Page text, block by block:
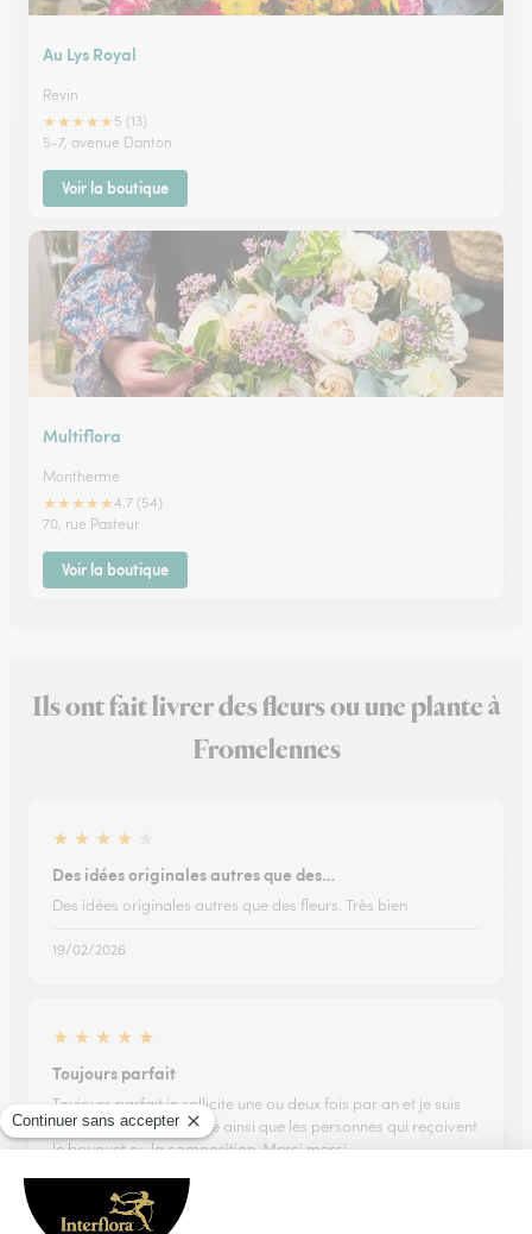
Au Lys Royal
Revin
★★★★★ 5 (13)
5-7, avenue Danton
Voir la boutique
Multiflora
Montherme
★★★★★4.7 (54)
70, rue Pasteur
Voir la boutique
Ils ont fait livrer des fleurs ou une plante à
Fromelennes
★ ★ ★ ★
Des idées originales autres que des…
Des idées originales autres que des fleurs. Très bien
19/02/2026
★ ★ ★ ★ ★
Toujours parfait
Toujours parfait je sollicite une ou deux fois par an et je suis
systématiquement ravie ainsi que les personnes qui reçoivent
le bouquet ou la composition. Merci merci
30/04/2026